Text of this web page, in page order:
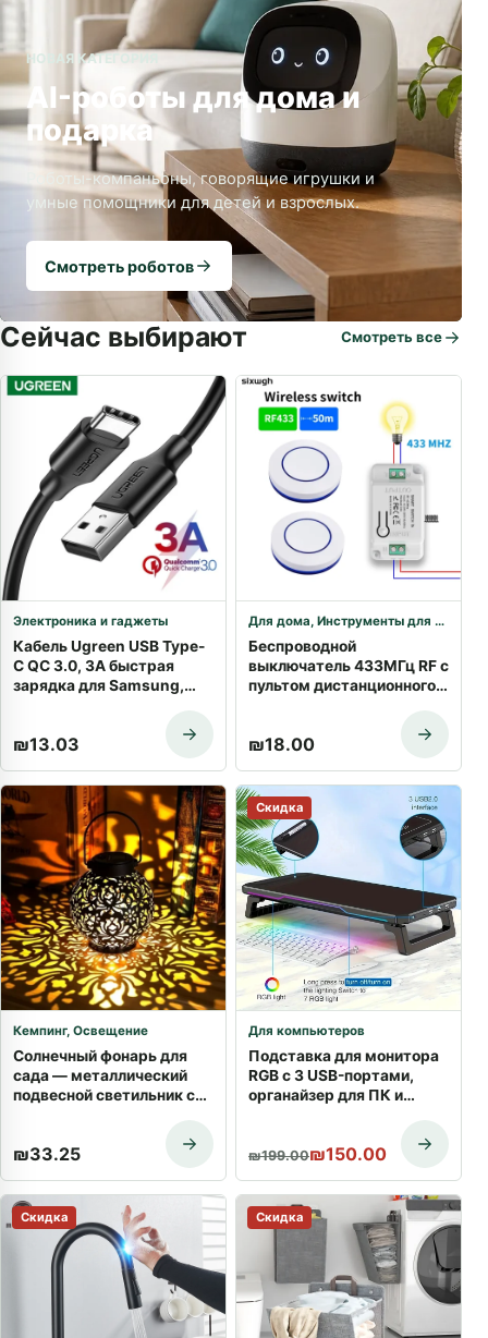
НОВАЯ КАТЕГОРИЯ
AI-роботы для дома и
подарка
Роботы-компаньоны, говорящие игрушки и
умные помощники для детей и взрослых.
Смотреть роботов
Сейчас выбирают Смотреть все
Электроника и гаджеты
Кабель Ugreen USB Type-
C QC 3.0, 3A быстрая
зарядка для Samsung,
₪13.03
Для дома, Инструменты для лайфхаков
Беспроводной
выключатель 433МГц RF с
пультом дистанционного
доставкой
₪18.00
Кемпинг, Освещение
Солнечный фонарь для
сада — металлический
подвесной светильник с
₪33.25
Скидка
Для компьютеров
Подставка для монитора
RGB с 3 USB-портами,
органайзер для ПК и
₪199.00
Первоначальная цена
₪150.00
Текущая цена: ₪150.00.
Скидка Скидка